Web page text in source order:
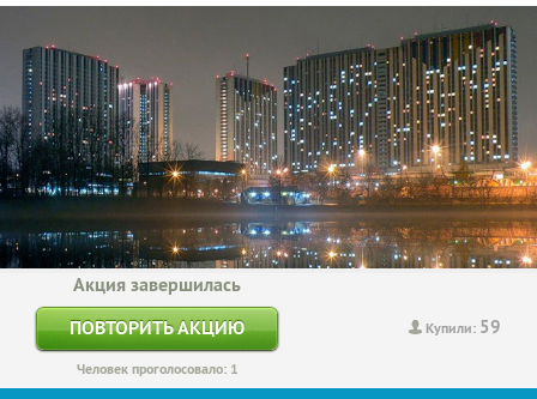
Купили: 59
Акция завершилась
ПОВТОРИТЬ АКЦИЮ
Человек проголосовало: 1